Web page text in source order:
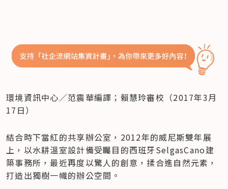
環境資訊中心／范震華編譯；賴慧玲審校（2017年3月
17日）
結合時下當紅的共享辦公室，2012年的威尼斯雙年展
上，以水耕溫室設計備受矚目的西班牙SelgasCano建
築事務所，最近再度以驚人的創意，揉合進自然元素，
打造出獨樹一幟的辦公空間。